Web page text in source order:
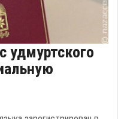
удмуртского